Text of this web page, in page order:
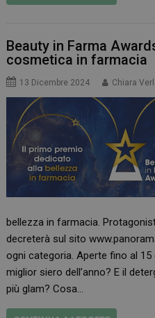
Beauty in Farma
cosmetica in farmacia
13 Dicembre 2024 Chiara
bellezza in farmacia.
decreterà sul sito
ogni categoria. Aperte fino al 15
miglior siero dell’anno? E il
più glam? Cosa…